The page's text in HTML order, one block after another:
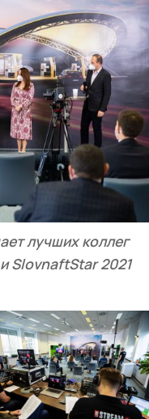
лучших коллег
SlovnaftStar 2021